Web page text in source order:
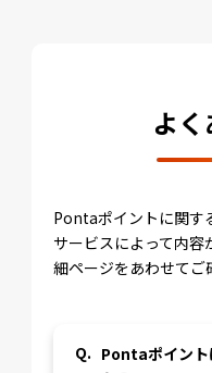
よ
Pontaポイントに関す
サービスによって内
細ページをあわせてご
Pontaポイント